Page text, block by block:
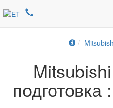
подготовка